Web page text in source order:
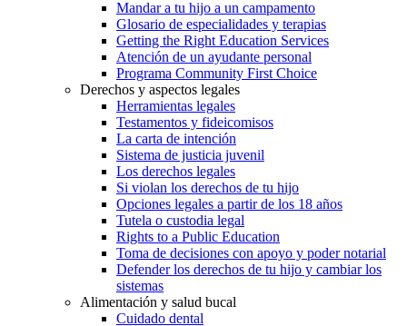
Mandar a tu hijo a un campamento
Glosario de especialidades y terapias
Getting the Right Education Services
Atención de un ayudante personal
Programa Community First Choice
Derechos y aspectos legales
Herramientas legales
Testamentos y fideicomisos
La carta de intención
Sistema de justicia juvenil
Los derechos legales
Si violan los derechos de tu hijo
Opciones legales a partir de los 18 años
Tutela o custodia legal
Rights to a Public Education
Toma de decisiones con apoyo y poder notarial
Defender los derechos de tu hijo y cambiar los
sistemas
Alimentación y salud bucal
Cuidado dental